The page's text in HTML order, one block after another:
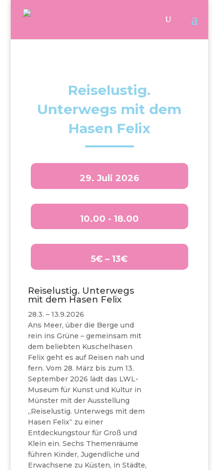
Reiselustig.
Unterwegs mit dem
Hasen Felix
29. Juli 2026
10.00 - 18.00
5€ – 13€
Reiselustig. Unterwegs
mit dem Hasen Felix
28.3. – 13.9.2026
Ans Meer, über die Berge und
rein ins Grüne – gemeinsam mit
dem beliebten Kuschelhasen
Felix geht es auf Reisen nah und
fern. Vom 28. März bis zum 13.
September 2026 lädt das LWL-
Museum für Kunst und Kultur in
Münster mit der Ausstellung
„Reiselustig. Unterwegs mit dem
Hasen Felix“ zu einer
Entdeckungstour für Groß und
Klein ein. Sechs Themenräume
führen Kinder, Jugendliche und
Erwachsene zu Küsten, in Städte,